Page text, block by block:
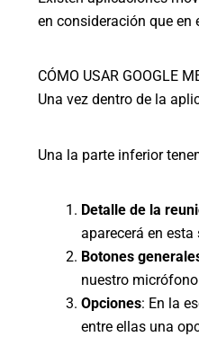
en consideración que en
CÓMO USAR GOOGLE
Una vez dentro de la
Una la parte inferior
Detalle de la
aparecerá en esta
Botones
nuestro
Opciones: En la
entre ellas una